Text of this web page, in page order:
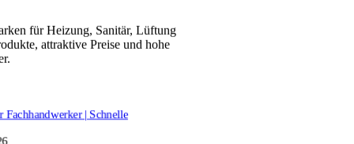
für Heizung, Sanitär, Lüftung
attraktive Preise und hohe
Fachhandwerker | Schnelle